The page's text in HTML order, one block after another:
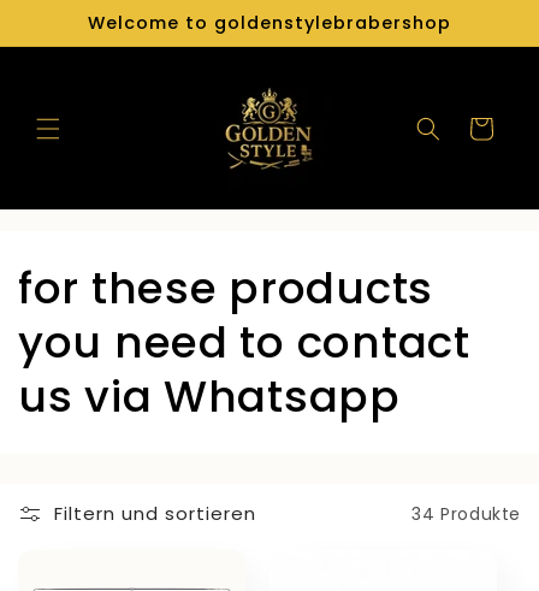
Inhalt
Welcome to goldenstylebrabershop
Warenkorb
K
a
t
g
for these products
you need to contact
us via Whatsapp
Filtern und sortieren 34 Produkte